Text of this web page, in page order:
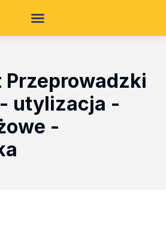
Przeprowadzki
utylizacja -
-